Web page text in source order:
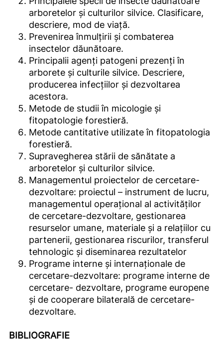
arboretelor și culturilor silvice. Clasificare,
descriere, mod de viață.
Prevenirea înmulțirii și combaterea
insectelor dăunătoare.
Principalii agenți patogeni prezenți în
arborete și culturile silvice. Descriere,
producerea infecțiilor și dezvoltarea
acestora.
Metode de studii în micologie și
fitopatologie forestieră.
Metode cantitative utilizate în fitopatologia
forestieră.
Supravegherea stării de sănătate a
arboretelor și culturilor silvice.
Managementul proiectelor de cercetare-
dezvoltare: proiectul – instrument de lucru,
managementul operațional al activităților
de cercetare-dezvoltare, gestionarea
resurselor umane, materiale și a relațiilor cu
partenerii, gestionarea riscurilor, transferul
tehnologic și diseminarea rezultatelor
Programe interne și internaționale de
cercetare-dezvoltare: programe interne de
cercetare- dezvoltare, programe europene
și de cooperare bilaterală de cercetare-
dezvoltare.
BIBLIOGRAFIE